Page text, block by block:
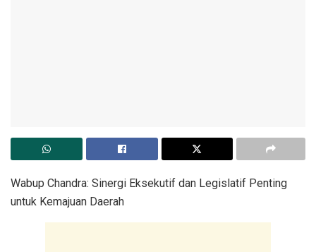
Wabup Chandra: Sinergi Eksekutif dan Legislatif Penting
untuk Kemajuan Daerah